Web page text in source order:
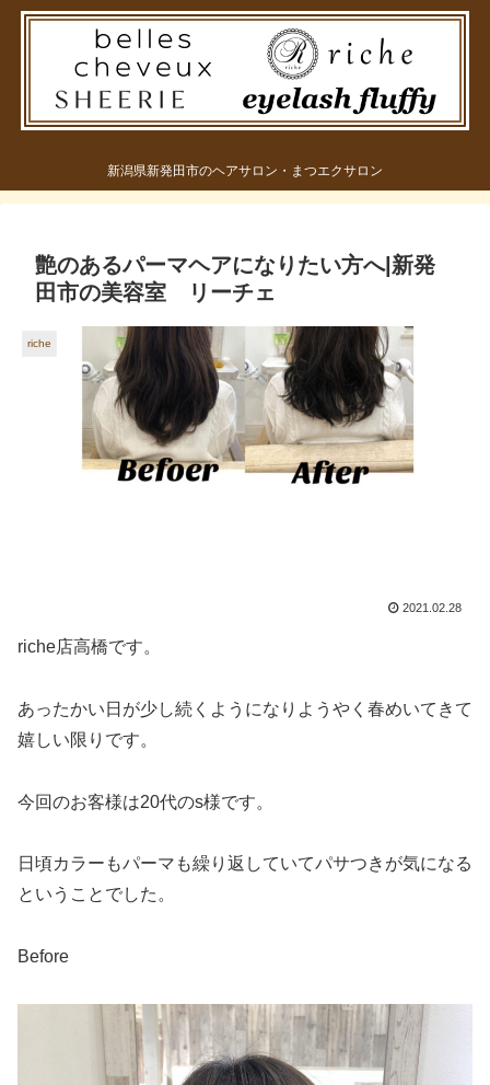
新潟県新発田市のヘアサロン・まつエクサロン
艶のあるパーマヘアになりたい方へ|新発
田市の美容室 リーチェ
riche
2021.02.28
riche店高橋です。
あったかい日が少し続くようになりようやく春めいてきて
嬉しい限りです。
今回のお客様は20代のs様です。
日頃カラーもパーマも繰り返していてパサつきが気になる
ということでした。
Before